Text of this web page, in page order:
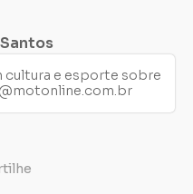
cultura e esporte sobre